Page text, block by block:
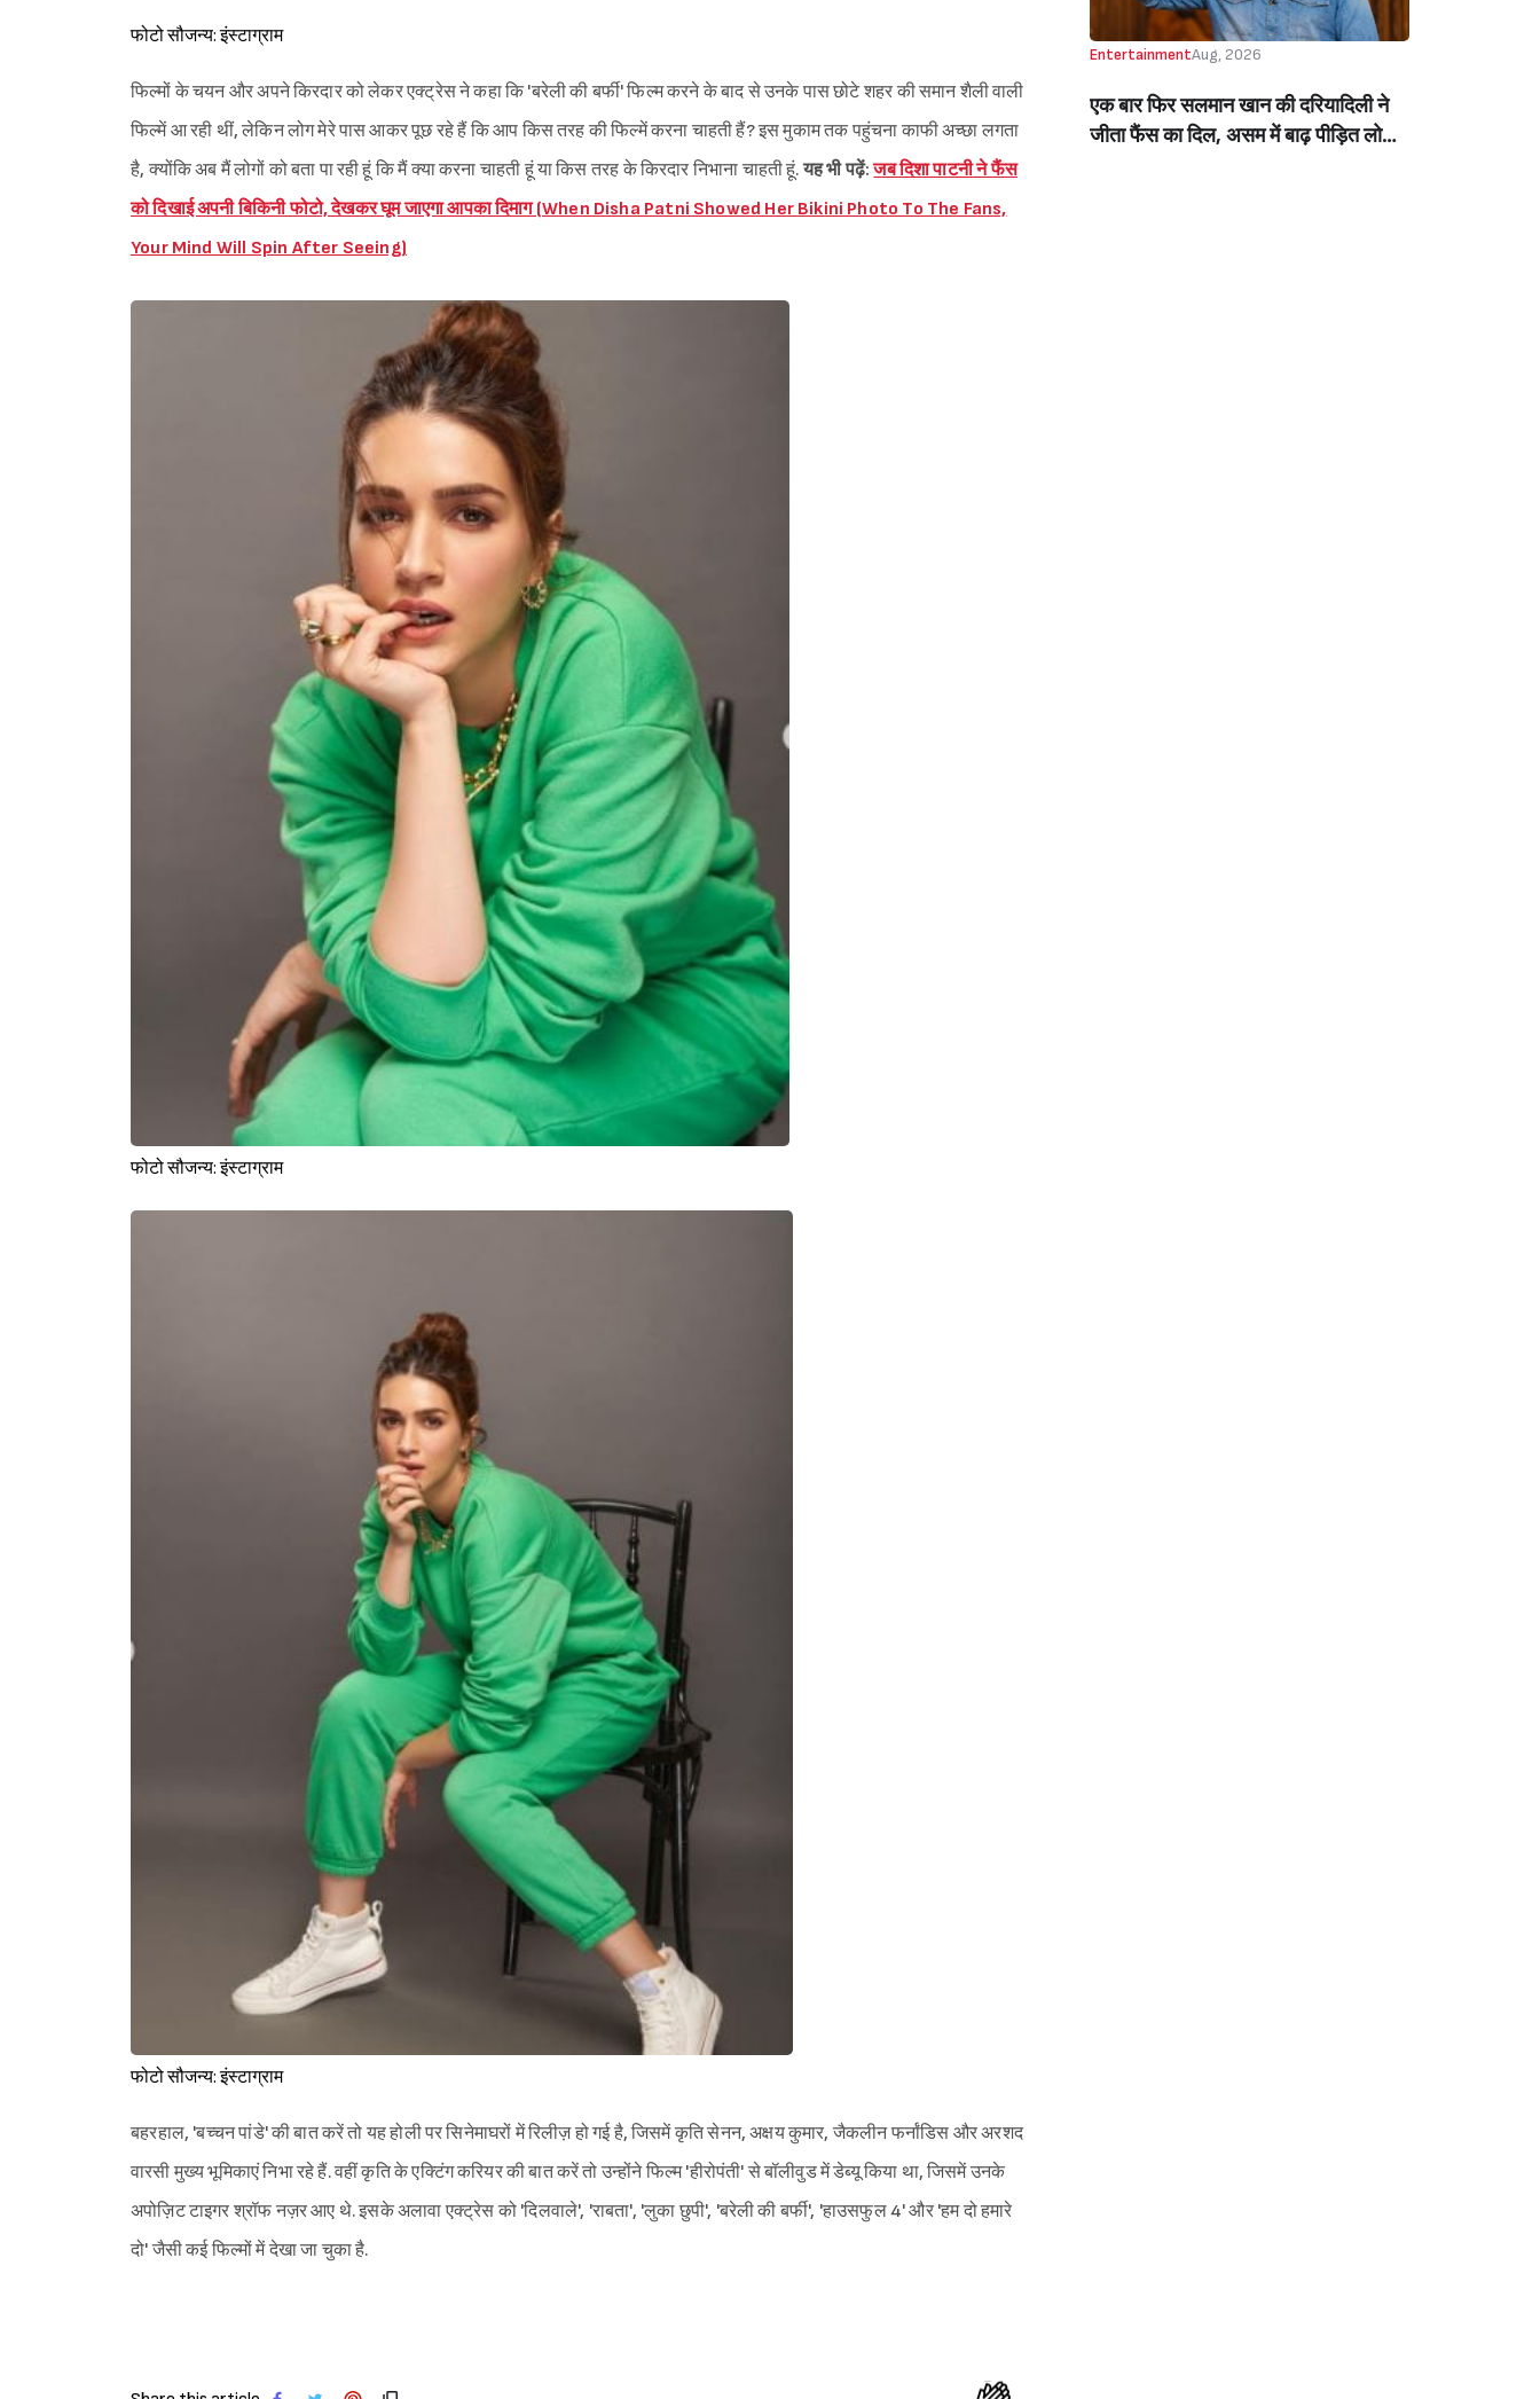
Sign in
फोटो सौजन्य: इंस्टाग्राम
फिल्मों के चयन और अपने किरदार को लेकर एक्ट्रेस ने कहा कि 'बरेली की बर्फी' फिल्म करने के बाद से उनके पास छोटे शहर की समान शैली वाली
फिल्में आ रही थीं, लेकिन लोग मेरे पास आकर पूछ रहे हैं कि आप किस तरह की फिल्में करना चाहती हैं? इस मुकाम तक पहुंचना काफी अच्छा लगता
है, क्योंकि अब मैं लोगों को बता पा रही हूं कि मैं क्या करना चाहती हूं या किस तरह के किरदार निभाना चाहती हूं.यह भी पढ़ें:जब दिशा पाटनी ने फैंस
को दिखाई अपनी बिकिनी फोटो, देखकर घूम जाएगा आपका दिमाग (When Disha Patni Showed Her Bikini Photo To The Fans,
Your Mind Will Spin After Seeing)
फोटो सौजन्य: इंस्टाग्राम
फोटो सौजन्य: इंस्टाग्राम
बहरहाल, 'बच्चन पांडे' की बात करें तो यह होली पर सिनेमाघरों में रिलीज़ हो गई है, जिसमें कृति सेनन, अक्षय कुमार, जैकलीन फर्नांडिस और अरशद
वारसी मुख्य भूमिकाएं निभा रहे हैं. वहीं कृति के एक्टिंग करियर की बात करें तो उन्होंने फिल्म 'हीरोपंती' से बॉलीवुड में डेब्यू किया था, जिसमें उनके
अपोज़िट टाइगर श्रॉफ नज़र आए थे. इसके अलावा एक्ट्रेस को 'दिलवाले', 'राबता', 'लुका छुपी', 'बरेली की बर्फी', 'हाउसफुल 4' और 'हम दो हमारे
दो' जैसी कई फिल्मों में देखा जा चुका है.
EntertainmentAug, 2026
एक बार फिर सलमान खान की दरियादिली ने
जीता फैंस का दिल, असम में बाढ़ पीड़ित लोगों